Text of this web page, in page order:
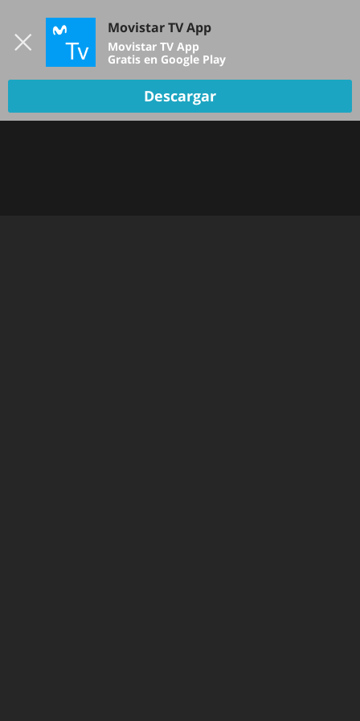
TV EN VIVO
Movistar TV App
Movistar TV App
Gratis en Google Play
Descargar